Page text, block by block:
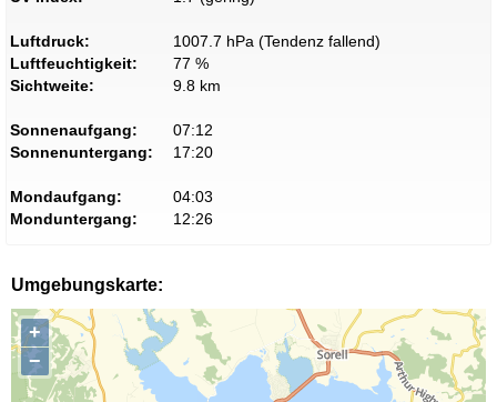
Luftdruck:
1007.7 hPa (Tendenz fallend)
Luftfeuchtigkeit:
77 %
Sichtweite:
9.8 km
Sonnenaufgang:
07:12
Sonnenuntergang:
17:20
Mondaufgang:
04:03
Monduntergang:
12:26
Umgebungskarte:
+
−